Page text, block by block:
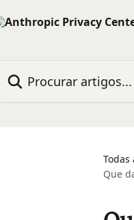
Todas
Que